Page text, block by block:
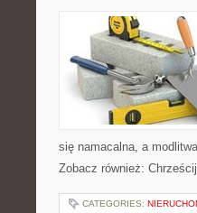
się namacalna, a
Zobacz również:
CATEGORIES: